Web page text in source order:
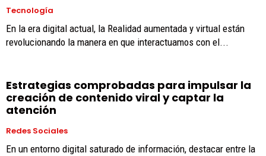
Tecnología
En la era digital actual, la Realidad aumentada y virtual están
revolucionando la manera en que interactuamos con el...
Estrategias comprobadas para impulsar la
creación de contenido viral y captar la
atención
Redes Sociales
En un entorno digital saturado de información, destacar entre la